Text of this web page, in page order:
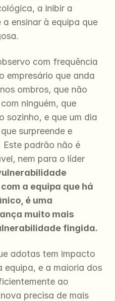
a inibir a
ensinar à equipa que
com frequência
empresário que anda
ombros, que não
ninguém, que
sozinho, e que um dia
surpreende e
padrão não é
nem para o líder
a equipa que há
é uma
muito mais
fingida.
adotas tem impacto
e a maioria dos
ao
precisa de mais